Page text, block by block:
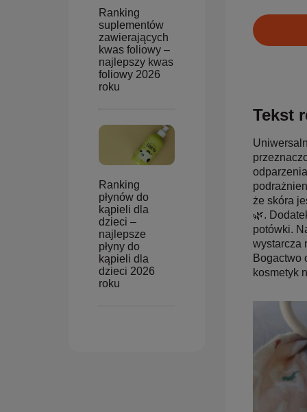
Ranking
suplementów
zawierających
kwas foliowy –
najlepszy kwas
foliowy 2026
roku
Ranking
płynów do
kąpieli dla
dzieci –
najlepsze
płyny do
kąpieli dla
dzieci 2026
roku
Tekst
że skóra
🌿.
potówki.
wystarcza
Bogactwo
kosmetyk